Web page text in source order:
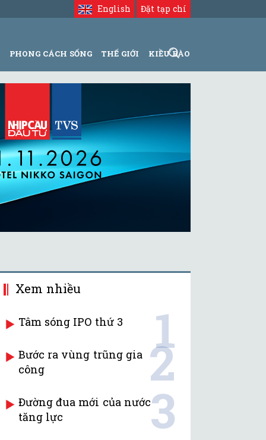
Đặt tạp chí
English
PHONG CÁCH SỐNG THẾ GIỚI KIỀU BÀO
Xem nhiều
Tâm sóng IPO thứ 3 1
Bước ra vùng trũng gia
công
2
Đường đua mới của nước
tăng lực
3